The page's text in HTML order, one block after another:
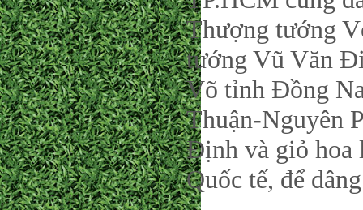
Thượng tướng
tướng Vũ Văn
Võ tỉnh Đồng
Thuận-Nguyên
Định và giỏ hoa
Quốc tế, để